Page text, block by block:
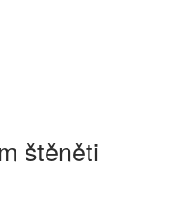
štěněti